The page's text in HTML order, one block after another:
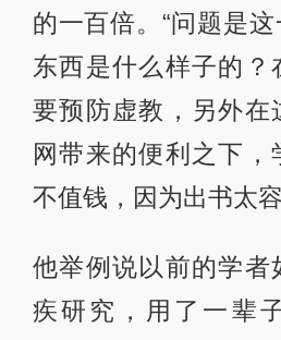
的一百倍。“问题是
东西是什么样子的？
要预防虚教，另外在
网带来的便利之下，
不值钱，因为出书太
他举例说以前的学者
疾研究，用了一辈